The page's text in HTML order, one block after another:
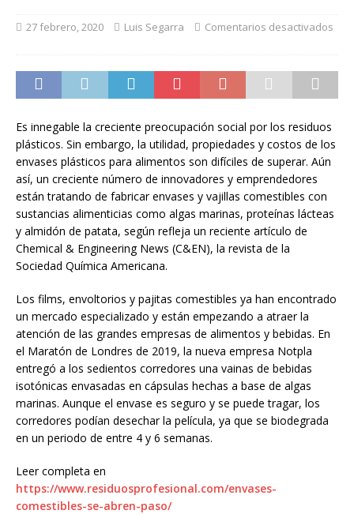
27 febrero, 2020 Luis Segarra Comentarios desactivados
Es innegable la creciente preocupación social por los residuos
plásticos. Sin embargo, la utilidad, propiedades y costos de los
envases plásticos para alimentos son difíciles de superar. Aún
así, un creciente número de innovadores y emprendedores
están tratando de fabricar envases y vajillas comestibles con
sustancias alimenticias como algas marinas, proteínas lácteas
y almidón de patata, según refleja un reciente artículo de
Chemical & Engineering News (C&EN), la revista de la
Sociedad Química Americana.
Los films, envoltorios y pajitas comestibles ya han encontrado
un mercado especializado y están empezando a atraer la
atención de las grandes empresas de alimentos y bebidas. En
el Maratón de Londres de 2019, la nueva empresa Notpla
entregó a los sedientos corredores una vainas de bebidas
isotónicas envasadas en cápsulas hechas a base de algas
marinas. Aunque el envase es seguro y se puede tragar, los
corredores podían desechar la película, ya que se biodegrada
en un periodo de entre 4 y 6 semanas.
Leer completa en
https://www.residuosprofesional.com/envases-
comestibles-se-abren-paso/